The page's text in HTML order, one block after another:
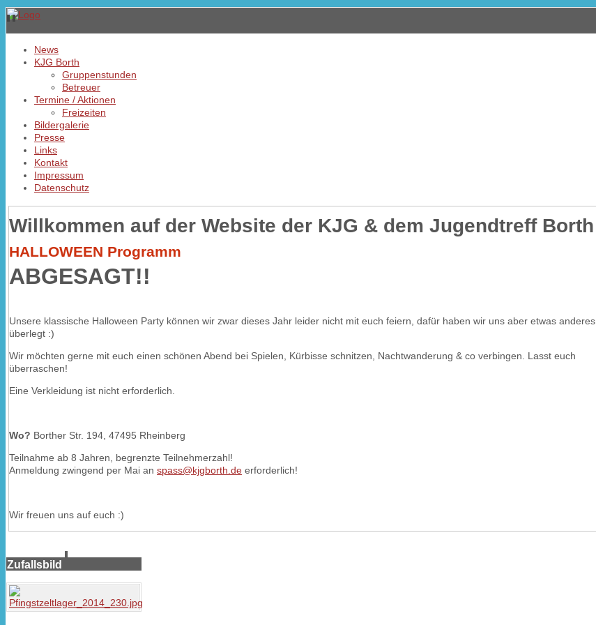
News
KJG Borth
Gruppenstunden
Betreuer
Termine / Aktionen
Freizeiten
Bildergalerie
Presse
Links
Kontakt
Impressum
Datenschutz
Willkommen auf der Website der KJG & dem Jugendtreff Borth
HALLOWEEN Programm
ABGESAGT!!
Unsere klassische Halloween Party können wir zwar dieses Jahr leider nicht mit euch feiern, dafür haben wir uns aber etwas anderes
überlegt :)
Wir möchten gerne mit euch einen schönen Abend bei Spielen, Kürbisse schnitzen, Nachtwanderung & co verbingen. Lasst euch
überraschen!
Eine Verkleidung ist nicht erforderlich.
Wo? Borther Str. 194, 47495 Rheinberg
Teilnahme ab 8 Jahren, begrenzte Teilnehmerzahl!
Anmeldung zwingend per Mai an spass@kjgborth.de erforderlich!
Wir freuen uns auf euch :)
Zufallsbild